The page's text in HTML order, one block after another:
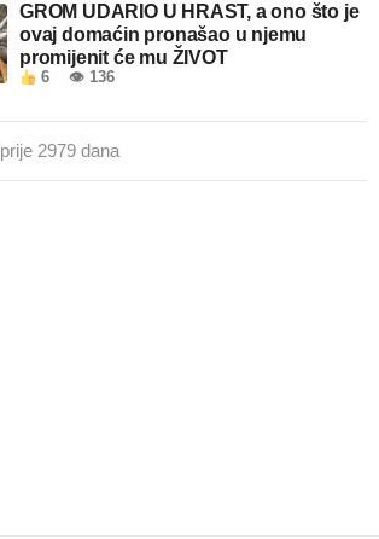
GROM UDARIO U HRAST, a ono što je
ovaj domaćin pronašao u njemu
promijenit će mu ŽIVOT
6 👁 136
prije 2979 dana